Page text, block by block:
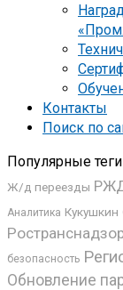
Контакты
Поиск по
Популярные теги
Ж/д переезды
Аналитика Кукушкин
безопасность
Обновление